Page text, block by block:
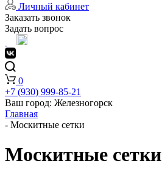
Личный кабинет
Заказать звонок
Задать вопрос
0
+7 (930) 999-85-21
Ваш город: Железногорск
Главная
- Москитные сетки
Москитные сетки